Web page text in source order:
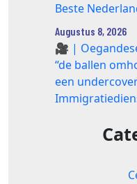
Beste
Augustus 8, 2026
🎥 |
“de ballen
een